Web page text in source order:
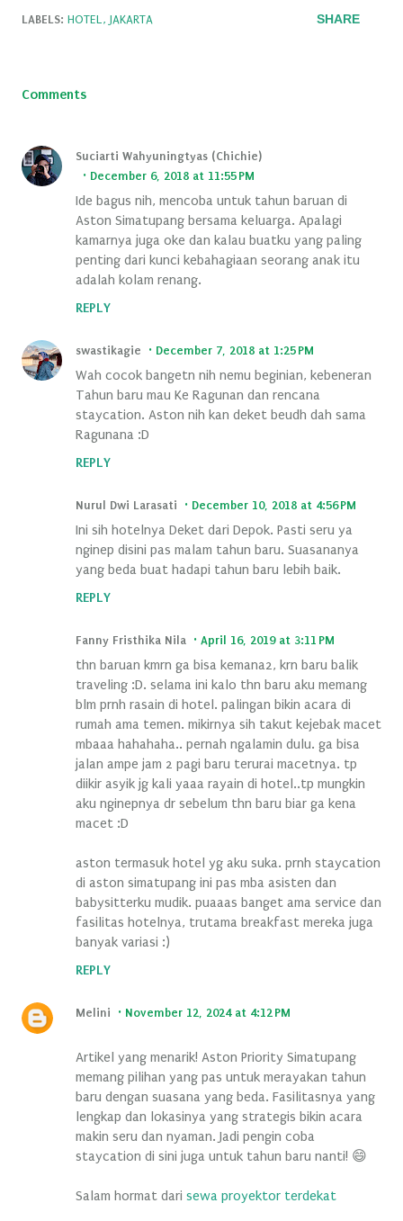
LABELS: HOTEL JAKARTA SHARE
Comments
Suciarti Wahyuningtyas (Chichie)
December 6, 2018 at 11:55 PM
Ide bagus nih, mencoba untuk tahun baruan di
Aston Simatupang bersama keluarga. Apalagi
kamarnya juga oke dan kalau buatku yang paling
penting dari kunci kebahagiaan seorang anak itu
adalah kolam renang.
REPLY
swastikagie December 7, 2018 at 1:25 PM
Wah cocok bangetn nih nemu beginian, kebeneran
Tahun baru mau Ke Ragunan dan rencana
staycation. Aston nih kan deket beudh dah sama
Ragunana :D
REPLY
Nurul Dwi Larasati December 10, 2018 at 4:56 PM
Ini sih hotelnya Deket dari Depok. Pasti seru ya
nginep disini pas malam tahun baru. Suasananya
yang beda buat hadapi tahun baru lebih baik.
REPLY
Fanny Fristhika Nila April 16, 2019 at 3:11 PM
thn baruan kmrn ga bisa kemana2, krn baru balik
traveling :D. selama ini kalo thn baru aku memang
blm prnh rasain di hotel. palingan bikin acara di
rumah ama temen. mikirnya sih takut kejebak macet
mbaaa hahahaha.. pernah ngalamin dulu. ga bisa
jalan ampe jam 2 pagi baru terurai macetnya. tp
diikir asyik jg kali yaaa rayain di hotel..tp mungkin
aku nginepnya dr sebelum thn baru biar ga kena
macet :D
aston termasuk hotel yg aku suka. prnh staycation
di aston simatupang ini pas mba asisten dan
babysitterku mudik. puaaas banget ama service dan
fasilitas hotelnya, trutama breakfast mereka juga
banyak variasi :)
REPLY
Melini November 12, 2024 at 4:12 PM
Artikel yang menarik! Aston Priority Simatupang
memang pilihan yang pas untuk merayakan tahun
baru dengan suasana yang beda. Fasilitasnya yang
lengkap dan lokasinya yang strategis bikin acara
makin seru dan nyaman. Jadi pengin coba
staycation di sini juga untuk tahun baru nanti! 😄
Salam hormat dari sewa proyektor terdekat